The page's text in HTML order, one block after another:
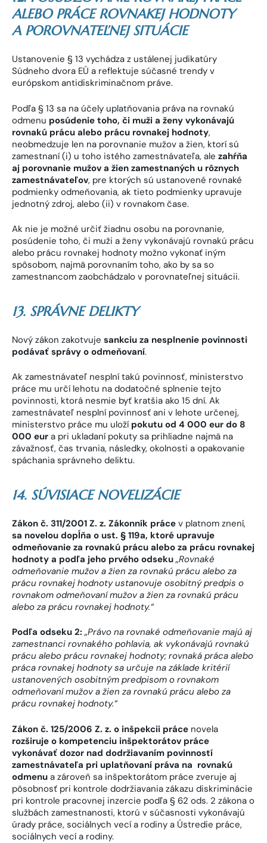
ALEBO PRÁCE ROVNAKEJ HODNOTY
A POROVNATEĽNEJ SITUÁCIE
Ustanovenie § 13 vychádza z ustálenej judikatúry
Súdneho dvora EÚ a reflektuje súčasné trendy v
európskom antidiskriminačnom práve.
Podľa § 13 sa na účely uplatňovania práva na rovnakú
odmenu posúdenie toho, či muži a ženy vykonávajú
rovnakú prácu alebo prácu rovnakej hodnoty,
neobmedzuje len na porovnanie mužov a žien, ktorí sú
zamestnaní (i) u toho istého zamestnávateľa, ale zahŕňa
aj porovnanie mužov a žien zamestnaných u rôznych
zamestnávateľov, pre ktorých sú ustanovené rovnaké
podmienky odmeňovania, ak tieto podmienky upravuje
jednotný zdroj, alebo (ii) v rovnakom čase.
Ak nie je možné určiť žiadnu osobu na porovnanie,
posúdenie toho, či muži a ženy vykonávajú rovnakú prácu
alebo prácu rovnakej hodnoty možno vykonať iným
spôsobom, najmä porovnaním toho, ako by sa so
zamestnancom zaobchádzalo v porovnateľnej situácii.
13. SPRÁVNE DELIKTY
Nový zákon zakotvuje sankciu za nesplnenie povinnosti
podávať správy o odmeňovaní.
Ak zamestnávateľ nesplní takú povinnosť, ministerstvo
práce mu určí lehotu na dodatočné splnenie tejto
povinnosti, ktorá nesmie byť kratšia ako 15 dní. Ak
zamestnávateľ nesplní povinnosť ani v lehote určenej,
ministerstvo práce mu uloží pokutu od 4 000 eur do 8
000 eur a pri ukladaní pokuty sa prihliadne najmä na
závažnosť, čas trvania, následky, okolnosti a opakovanie
spáchania správneho deliktu.
14. SÚVISIACE NOVELIZÁCIE
Zákon č. 311/2001 Z. z. Zákonník práce v platnom znení,
sa novelou dopĺňa o ust. § 119a, ktoré upravuje
odmeňovanie za rovnakú prácu alebo za prácu rovnakej
hodnoty a podľa jeho prvého odseku „Rovnaké
odmeňovanie mužov a žien za rovnakú prácu alebo za
prácu rovnakej hodnoty ustanovuje osobitný predpis o
rovnakom odmeňovaní mužov a žien za rovnakú prácu
alebo za prácu rovnakej hodnoty.“
Podľa odseku 2: „Právo na rovnaké odmeňovanie majú aj
zamestnanci rovnakého pohlavia, ak vykonávajú rovnakú
prácu alebo prácu rovnakej hodnoty; rovnaká práca alebo
práca rovnakej hodnoty sa určuje na základe kritérií
ustanovených osobitným predpisom o rovnakom
odmeňovaní mužov a žien za rovnakú prácu alebo za
prácu rovnakej hodnoty.“
Zákon č. 125/2006 Z. z. o inšpekcii práce novela
rozširuje o kompetenciu inšpektorátov práce
vykonávať dozor nad dodržiavaním povinností
zamestnávateľa pri uplatňovaní práva na rovnakú
odmenu a zároveň sa inšpektorátom práce zveruje aj
pôsobnosť pri kontrole dodržiavania zákazu diskriminácie
pri kontrole pracovnej inzercie podľa § 62 ods. 2 zákona o
službách zamestnanosti, ktorú v súčasnosti vykonávajú
úrady práce, sociálnych vecí a rodiny a Ústredie práce,
sociálnych vecí a rodiny.